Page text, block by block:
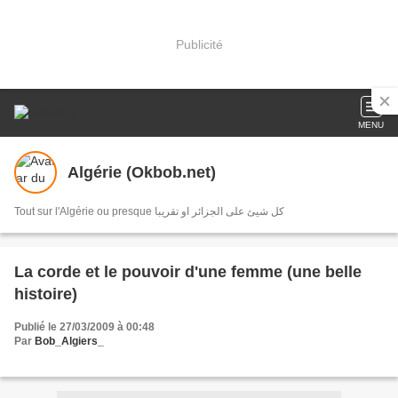
Publicité
MENU
Algérie (Okbob.net)
Tout sur l'Algérie ou presque كل شيئ على الجزائر او تقريبا
La corde et le pouvoir d'une femme (une belle
histoire)
Publié le 27/03/2009 à 00:48
Par Bob_Algiers_